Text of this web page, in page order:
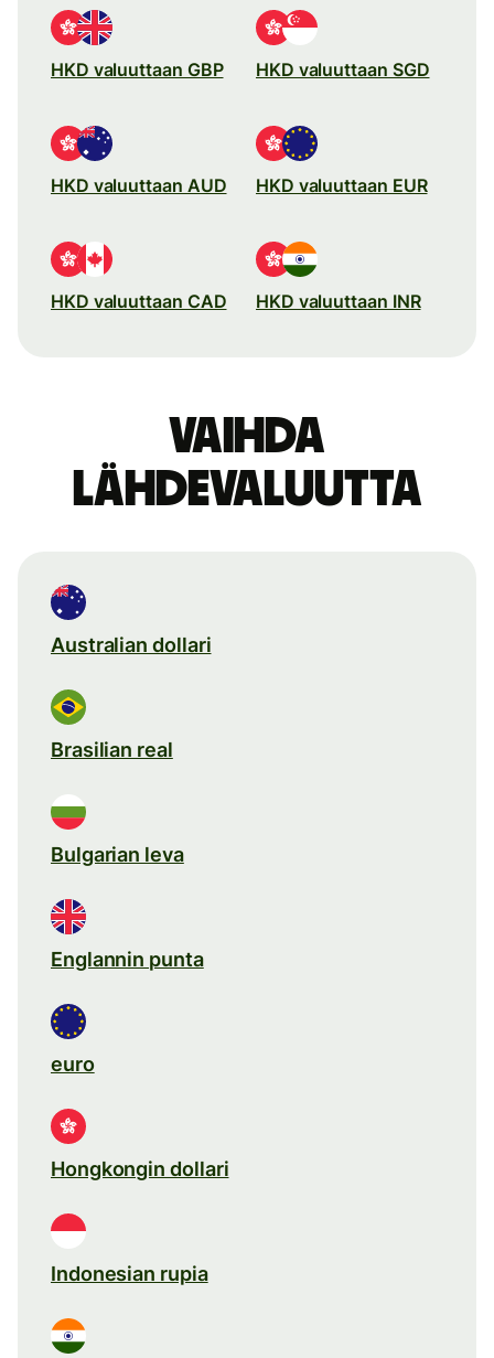
HKD valuuttaan GBP HKD valuuttaan SGD
HKD valuuttaan AUD HKD valuuttaan EUR
HKD valuuttaan CAD HKD valuuttaan INR
Vaihda
lähdevaluutta
Australian dollari
Brasilian real
Bulgarian leva
Englannin punta
euro
Hongkongin dollari
Indonesian rupia